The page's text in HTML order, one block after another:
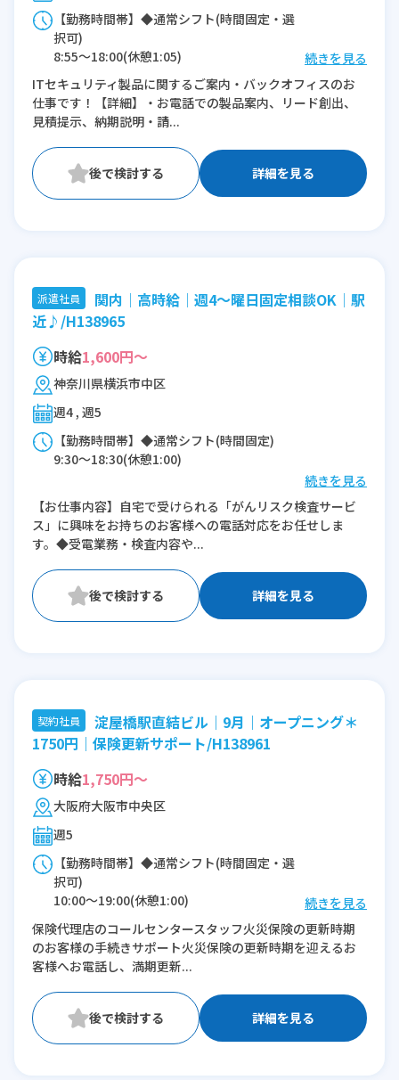
【勤務時間帯】◆通常シフト(時間固定・選
択可)
8:55〜18:00(休憩1:05)
8:55〜17:00(休憩1:05)
※残業：0〜5時間程度/月
続きを見る
ITセキュリティ製品に関するご案内・バックオフィスのお
仕事です！【詳細】・お電話での製品案内、リード創出、
見積提示、納期説明・請...
詳細を見る
派遣社員
関内│高時給│週4～曜日固定相談OK│駅
近♪/H138965
時給1,600円～
神奈川県横浜市中区
週4 , 週5
【勤務時間帯】◆通常シフト(時間固定)
9:30〜18:30(休憩1:00)
※残業：1〜10時間程度/月
※時短：コアタイム 6時間以上であれば相
談可能
続きを見る
【お仕事内容】自宅で受けられる「がんリスク検査サービ
ス」に興味をお持ちのお客様への電話対応をお任せしま
す。◆受電業務・検査内容や...
詳細を見る
契約社員
淀屋橋駅直結ビル｜9月｜オープニング＊
1750円｜保険更新サポート/H138961
時給1,750円～
大阪府大阪市中央区
週5
【勤務時間帯】◆通常シフト(時間固定・選
択可)
10:00〜19:00(休憩1:00)
※残業：0〜5時間程度/月
続きを見る
保険代理店のコールセンタースタッフ火災保険の更新時期
のお客様の手続きサポート火災保険の更新時期を迎えるお
客様へお電話し、満期更新...
詳細を見る